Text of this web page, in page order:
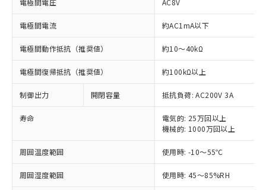
電極間電圧 AC8V
電極間電流 約AC1mA以下
電極間動作抵抗（推奨値） 約10～40kΩ
電極間復帰抵抗（推奨値） 約100kΩ以上
制御出力 開閉容量 抵抗負荷: AC200V 3A
寿命
電気的: 25万回以上
機械的: 1000万回以上
周囲温度範囲 使用時: -10～55℃
周囲湿度範囲 使用時: 45～85%RH
ご利用条件
以下の条件をお読みいただき、同意のうえ
ご利用ください。
本サービスは、当社制御機器事業取扱
商品の当社在庫状況および標準価格
(税抜)を提供させていただくもので
当社制御機器事業取扱商品の中には、
本サービスの対象外となる商品もある
対応済み：EU RoHS指令（10物質）の
非含有に対応した製品が提供可能な商品で
す。
対応予定：EU RoHS指令（10物質）の非含
有に対応した製品に切り替える予定のある
商品です。
対応予定なし：EU RoHS指令（10物質）の
非含有に非対応の商品で、対応品を出す予
定はありません。
調査・確認中：EU RoHS指令（10物質）の
非含有の対応状況を調査中または確認中の
非該当品：ライセンス料など無形物で、有
害物質有無と関係のない商品です。
仕入先様の事情により、非含有部品として
「○」：最大均質材料含有率が中国RoHSの
基準値以下であることを示します。
「×」：最大均質材料含有率が中国RoHSの